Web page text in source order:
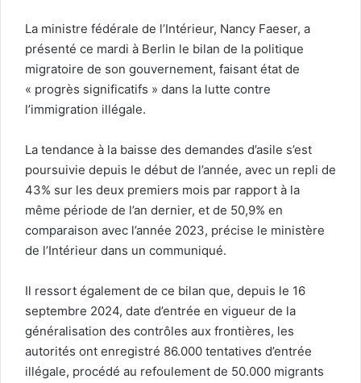
La ministre fédérale de l’Intérieur, Nancy Faeser, a
présenté ce mardi à Berlin le bilan de la politique
migratoire de son gouvernement, faisant état de
« progrès significatifs » dans la lutte contre
l’immigration illégale.
La tendance à la baisse des demandes d’asile s’est
poursuivie depuis le début de l’année, avec un repli de
43% sur les deux premiers mois par rapport à la
même période de l’an dernier, et de 50,9% en
comparaison avec l’année 2023, précise le ministère
de l’Intérieur dans un communiqué.
Il ressort également de ce bilan que, depuis le 16
septembre 2024, date d’entrée en vigueur de la
généralisation des contrôles aux frontières, les
autorités ont enregistré 86.000 tentatives d’entrée
illégale, procédé au refoulement de 50.000 migrants